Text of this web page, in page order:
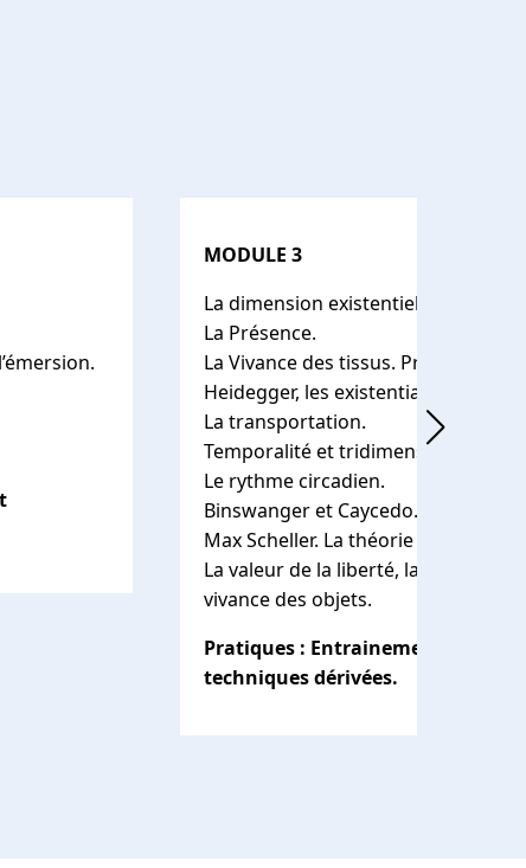
MODULE 3
La dimension existentielle en
La Présence.
La Vivance des tissus. Présence.
Heidegger, les existentialistes. Le
La transportation.
Temporalité et tridimensionnalité.
Le rythme circadien.
Binswanger et Caycedo.
Max Scheller. La théorie sur les «
La valeur de la liberté, la possibilité
vivance des objets.
Pratiques : Entrainement RD9 et
techniques dérivées.